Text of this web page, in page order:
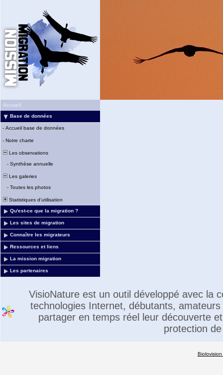
Accueil
Base de données
- Accueil base de données
- Notre charte
Les observations
- Synthèse annuelle
Les galeries
- Toutes les photos
Statistiques d'utilisation
Qu'est-ce que la migration ?
Les sites de migration
Connaître les migrateurs
Ressources et liens
La mission migration
Les partenaires
VisioNature est un outil développé avec la
technologies Internet, débutants,
partager en temps réel leur découverte
protection
Biolovision